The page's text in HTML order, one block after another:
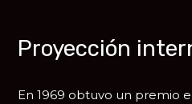
Proyección
En 1969 obtuvo un premio